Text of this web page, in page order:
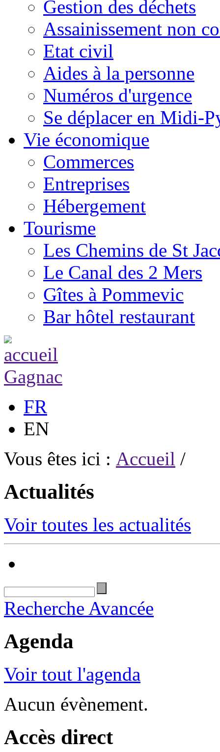
Gestion des déchets
Assainissement non
Etat civil
Aides à la personne
Numéros d'urgence
Se déplacer en Midi-
Vie économique
Commerces
Entreprises
Hébergement
Tourisme
Les Chemins de St
Le Canal des 2 Mers
Gîtes à Pommevic
Bar hôtel restaurant
FR
EN
Vous êtes ici : Accueil /
Actualités
Voir toutes les actualités
Recherche Avancée
Agenda
Voir tout l'agenda
Aucun évènement.
Accès direct